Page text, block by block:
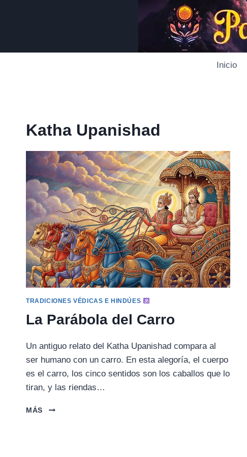
Inicio
Katha Upanishad
TRADICIONES VÉDICAS E HINDÚES
La Parábola del Carro
Un antiguo relato del Katha Upanishad compara al
ser humano con un carro. En esta alegoría, el cuerpo
es el carro, los cinco sentidos son los caballos que lo
tiran, y las riendas…
MÁS
LA